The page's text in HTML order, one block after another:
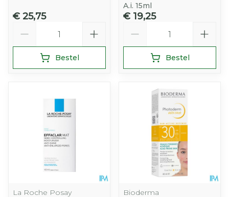
€ 25,75
Bestel
A.i. 15ml
€ 19,25
Bestel
La Roche Posay
Bioderma